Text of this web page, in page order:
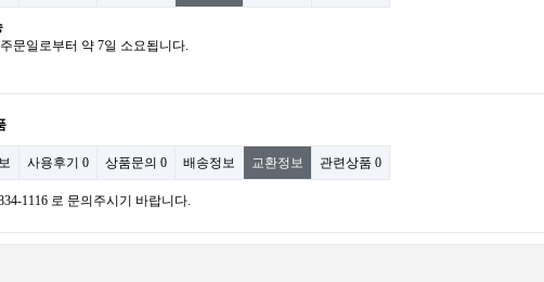
문일로부터 약 7일 소요됩니다.
사용후기 0 상품문의 0 배송정보 교환정보 관련상품 0
1116 로 문의주시기 바랍니다.